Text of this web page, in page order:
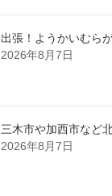
出張！ようかいむら
2026年8月7日
三木市や加西市など
2026年8月7日